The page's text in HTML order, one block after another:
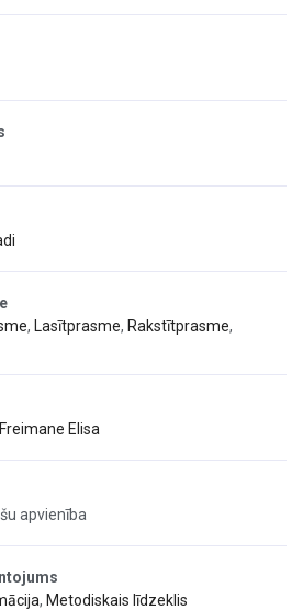
, Lasītprasme, Rakstītprasme,
Freimane Elisa
apvienība
, Metodiskais līdzeklis